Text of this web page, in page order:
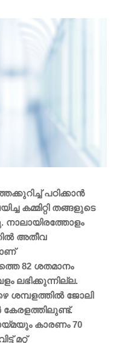
പഠിക്കാൻ
കമ്മിറ്റി തങ്ങളുടെ
നാലായിരത്തോളം
അതീവ
82 ശതമാനം
ലഭിക്കുന്നില്ല.
ശമ്പളത്തിൽ ജോലി
കാരണം 70
മറ്റ്